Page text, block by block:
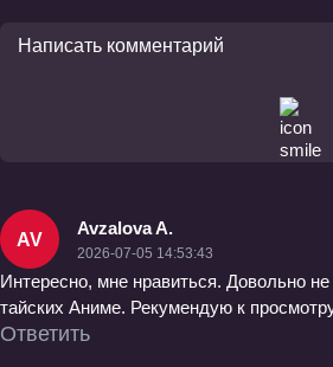
AV
Avzalova A.
2026-07-05 14:53:43
Интересно, мне нравиться. Довольно
тайских Аниме. Рекумендую к
Ответить